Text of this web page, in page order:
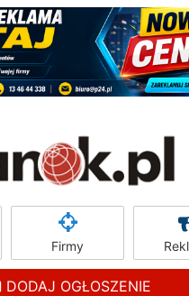
Firmy
DODAJ OGŁOSZENIE